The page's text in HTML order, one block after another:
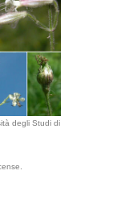
degli Studi di